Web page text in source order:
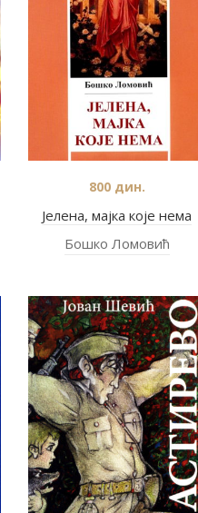
Јелена, мајка које нема
800дин.
Бошко Ломовић